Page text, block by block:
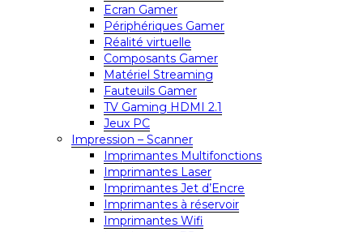
Ecran Gamer
Périphériques Gamer
Réalité virtuelle
Composants Gamer
Matériel Streaming
Fauteuils Gamer
TV Gaming HDMI 2.1
Jeux PC
Impression – Scanner
Imprimantes Multifonctions
Imprimantes Laser
Imprimantes Jet d’Encre
Imprimantes à réservoir
Imprimantes Wifi